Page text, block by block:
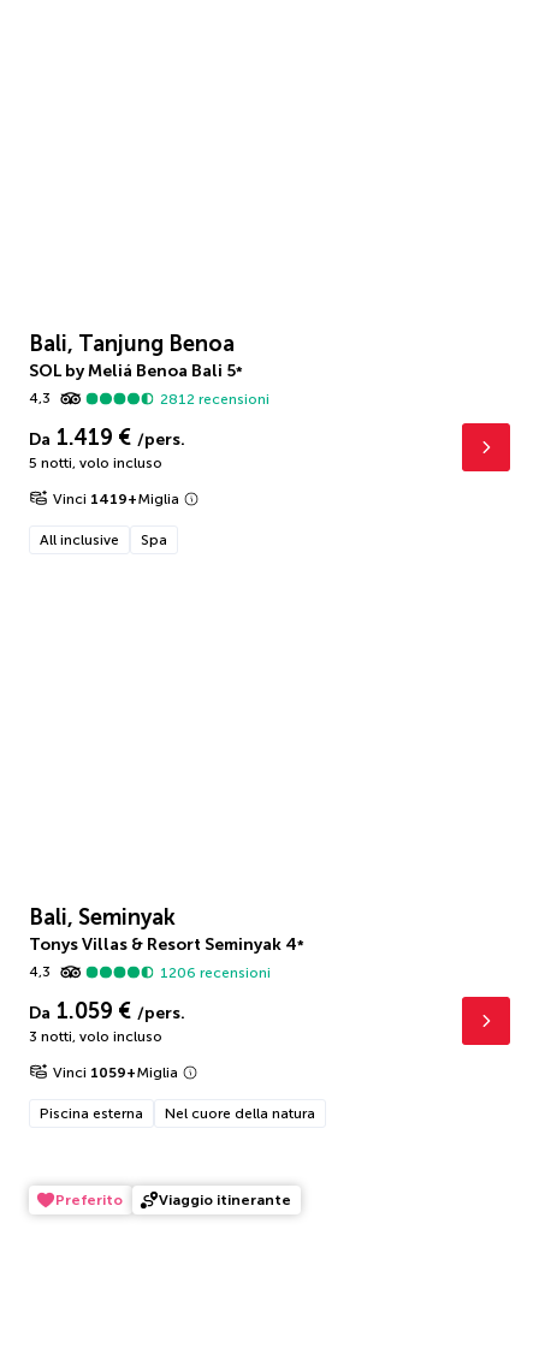
Bali, Tanjung Benoa
SOL by Meliá Benoa Bali 5*
4,3
2812 recensioni
Da 1.419 € /pers.
5 notti, volo incluso
Vinci 1419+Miglia
All inclusive Spa
Bali, Seminyak
Tonys Villas & Resort Seminyak 4*
4,3
1206 recensioni
Da 1.059 € /pers.
3 notti, volo incluso
Vinci 1059+Miglia
Piscina esterna Nel cuore della natura
Preferito Viaggio itinerante